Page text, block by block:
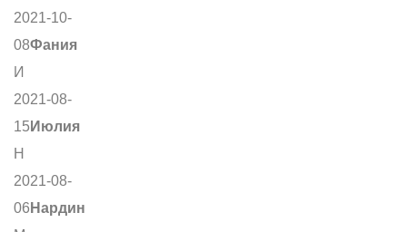
2021-10-
08Фания
И
2021-08-
15 Июлия
Н
2021-08-
06 Нардин